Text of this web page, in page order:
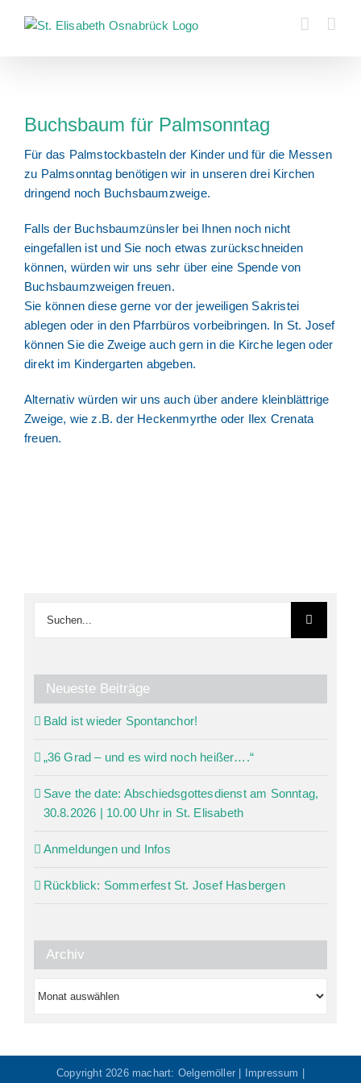
Inhalt
grösseres
Bild
Buchsbaum für Palmsonntag
Für das Palmstockbasteln der Kinder und für die Messen
zu Palmsonntag benötigen wir in unseren drei Kirchen
dringend noch Buchsbaumzweige.
Falls der Buchsbaumzünsler bei Ihnen noch nicht
eingefallen ist und Sie noch etwas zurückschneiden
können, würden wir uns sehr über eine Spende von
Buchsbaumzweigen freuen.
Sie können diese gerne vor der jeweiligen Sakristei
ablegen oder in den Pfarrbüros vorbeibringen. In St. Josef
können Sie die Zweige auch gern in die Kirche legen oder
direkt im Kindergarten abgeben.
Alternativ würden wir uns auch über andere kleinblättrige
Zweige, wie z.B. der Heckenmyrthe oder Ilex Crenata
freuen.
Neueste Beiträge
Bald ist wieder Spontanchor!
„36 Grad – und es wird noch heißer….“
Save the date: Abschiedsgottesdienst am Sonntag,
30.8.2026 | 10.00 Uhr in St. Elisabeth
Anmeldungen und Infos
Rückblick: Sommerfest St. Josef Hasbergen
Archiv
Copyright2026 machart: Oelgemöller Impressum